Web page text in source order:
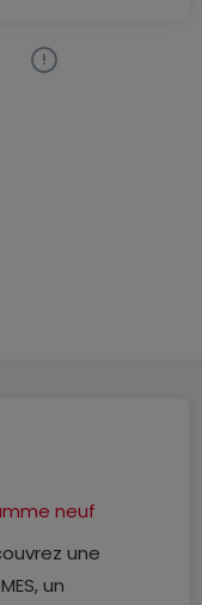
neuf
une
un